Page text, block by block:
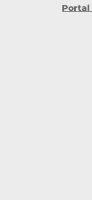
Portal